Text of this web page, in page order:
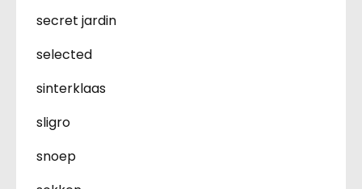
secret jardin
selected
sinterklaas
sligro
snoep